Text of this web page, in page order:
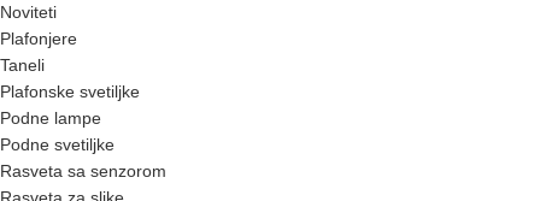
Noviteti
Plafonjere
Taneli
Plafonske svetiljke
Podne lampe
Podne svetiljke
Rasveta sa senzorom
Rasveta za slike